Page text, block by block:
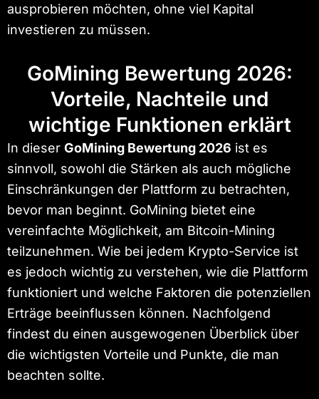
ausprobieren möchten, ohne viel Kapital
investieren zu müssen.
GoMining Bewertung 2026:
Vorteile, Nachteile und
wichtige Funktionen erklärt
In dieser GoMining Bewertung 2026 ist es
sinnvoll, sowohl die Stärken als auch mögliche
Einschränkungen der Plattform zu betrachten,
bevor man beginnt. GoMining bietet eine
vereinfachte Möglichkeit, am Bitcoin-Mining
teilzunehmen. Wie bei jedem Krypto-Service ist
es jedoch wichtig zu verstehen, wie die Plattform
funktioniert und welche Faktoren die potenziellen
Erträge beeinflussen können. Nachfolgend
findest du einen ausgewogenen Überblick über
die wichtigsten Vorteile und Punkte, die man
beachten sollte.